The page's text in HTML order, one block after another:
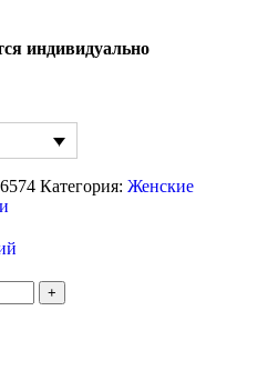
индивидуально
Категория: Женские